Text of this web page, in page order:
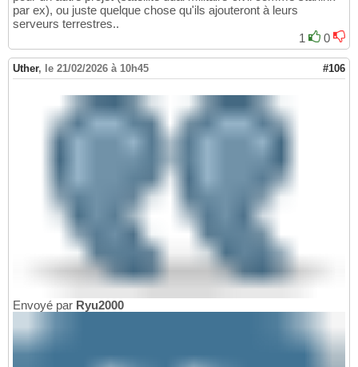
par ex), ou juste quelque chose qu'ils ajouteront à leurs
serveurs terrestres..
1
0
Uther, le 21/02/2026 à 10h45 #106
Envoyé par Ryu2000